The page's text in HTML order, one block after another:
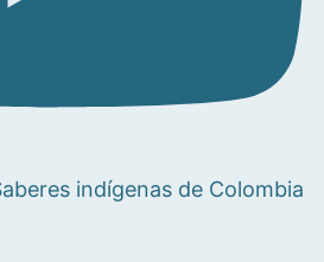
Saberes indígenas de Colombia